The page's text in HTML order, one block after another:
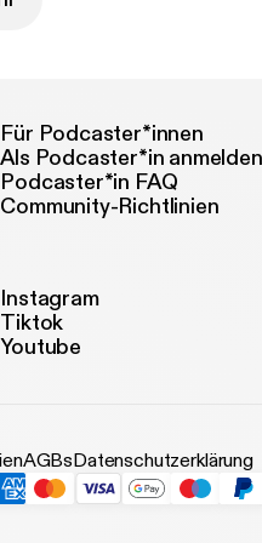
Für Podcaster*innen
Als Podcaster*in anmelden
Podcaster*in FAQ
Community-Richtlinien
Instagram
Tiktok
Youtube
AGBsDatenschutzerklärung